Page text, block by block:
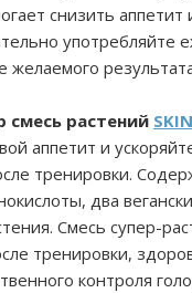
снизить аппетит
употребляйте
желаемого
смесь растений
аппетит и
тренировки.
два
Смесь супер-
тренировки,
контроля